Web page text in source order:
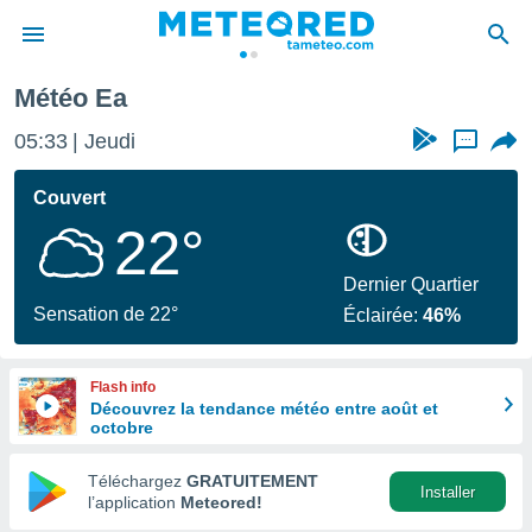
de
en
Météo Ea
05:33 Jeudi ...
Couvert
22°
Sensation de 22°
Dernier Quartier
Éclairée:46%
Flash info
Découvrez la tendance météo entre août et
octobre
Téléchargez GRATUITEMENT
l’application Meteored!
Installer